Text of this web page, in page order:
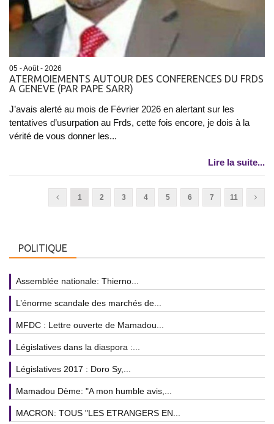
05 - Août - 2026
ATERMOIEMENTS AUTOUR DES CONFERENCES DU FRDS
A GENEVE (PAR PAPE SARR)
J’avais alerté au mois de Février 2026 en alertant sur les
tentatives d’usurpation au Frds, cette fois encore, je dois à la
vérité de vous donner les...
Lire la suite...
1 2 3 4 5 6 7 11
POLITIQUE
Assemblée nationale: Thierno...
L’énorme scandale des marchés de...
MFDC : Lettre ouverte de Mamadou...
Législatives dans la diaspora :...
Législatives 2017 : Doro Sy,...
Mamadou Dème: "A mon humble avis,...
MACRON: TOUS "LES ETRANGERS EN...